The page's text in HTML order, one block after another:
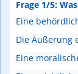
Frage 1/5:
Eine
Die Äußerung
Eine